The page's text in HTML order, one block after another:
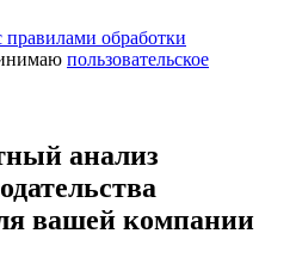
правилами обработки
пользовательское
анализ
вашей компании